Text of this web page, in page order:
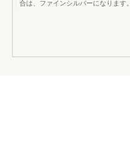
合は、ファインシルバーになります。